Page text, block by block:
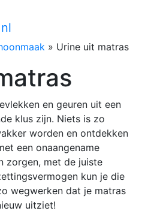
» Urine uit matras
en geuren uit een
klus zijn. Niets is zo
worden en ontdekken
een onaangename
zorgen, met de juiste
kun je die
wegwerken dat je matras
uitziet!